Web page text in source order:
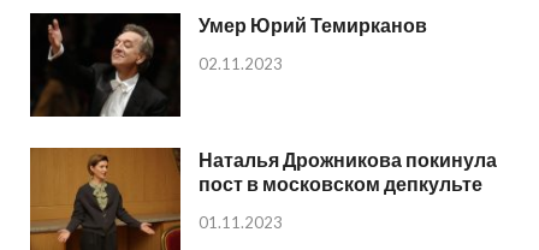
Умер Юрий Темирканов
02.11.2023
Наталья Дрожникова покинула
пост в московском депкульте
01.11.2023